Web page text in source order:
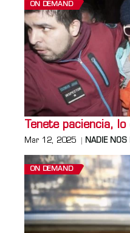
ON DEMAND
Tenete paciencia,
Mar 12, 2025 NADIE NOS
ON DEMAND